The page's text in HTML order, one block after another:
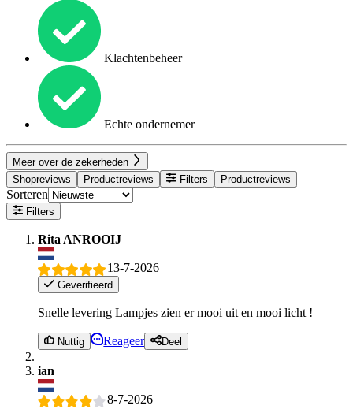
Klachtenbeheer
Echte ondernemer
Meer over de zekerheden
Shopreviews
Productreviews Filters Productreviews
Sorteren
Filters
Rita ANROOIJ
13-7-2026
Geverifieerd
Snelle levering Lampjes zien er mooi uit en mooi licht !
Nuttig Reageer Deel
ian
8-7-2026